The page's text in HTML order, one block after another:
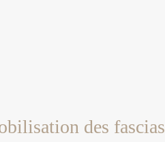
des fascias